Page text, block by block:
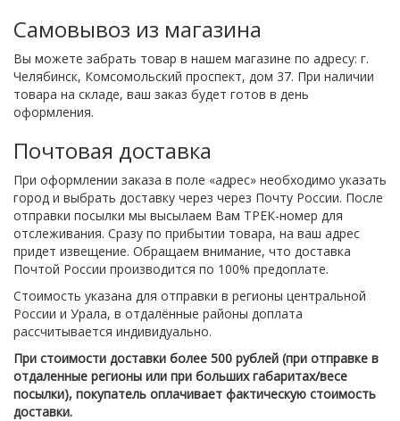
Самовывоз из магазина
Вы можете забрать товар в нашем магазине по адресу: г.
Челябинск, Комсомольский проспект, дом 37. При наличии
товара на складе, ваш заказ будет готов в день
оформления.
Почтовая доставка
При оформлении заказа в поле «адрес» необходимо указать
город и выбрать доставку через через Почту России. После
отправки посылки мы высылаем Вам ТРЕК-номер для
отслеживания. Сразу по прибытии товара, на ваш адрес
придет извещение. Обращаем внимание, что доставка
Почтой России производится по 100% предоплате.
Стоимость указана для отправки в регионы центральной
России и Урала, в отдалённые районы доплата
рассчитывается индивидуально.
При стоимости доставки более 500 рублей (при отправке в
отдаленные регионы или при больших габаритах/весе
посылки), покупатель оплачивает фактическую стоимость
доставки.